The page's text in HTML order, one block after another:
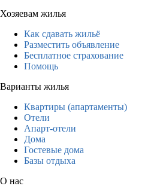
Хозяевам жилья
Как сдавать жильё
Разместить объявление
Бесплатное страхование
Помощь
Варианты жилья
Квартиры (апартаменты)
Отели
Апарт-отели
Дома
Гостевые дома
Базы отдыха
О нас